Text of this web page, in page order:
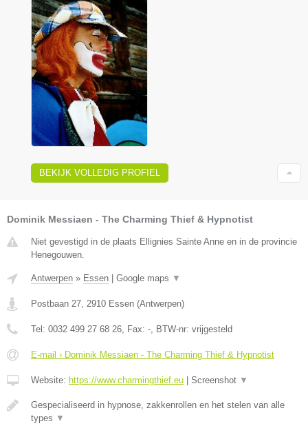
BEKIJK VOLLEDIG PROFIEL
Dominik Messiaen - The Charming Thief & Hypnotist
Niet gevestigd in de plaats Ellignies Sainte Anne en in de provincie
Henegouwen.
Antwerpen » Essen Google maps ▼
Postbaan 27, 2910 Essen (Antwerpen)
Tel: 0032 499 27 68 26, Fax: -, BTW-nr: vrijgesteld
E-mail › Dominik Messiaen - The Charming Thief & Hypnotist
Website: https://www.charmingthief.eu Screenshot ▼
Gespecialiseerd in hypnose, zakkenrollen en het stelen van alle
types ▼